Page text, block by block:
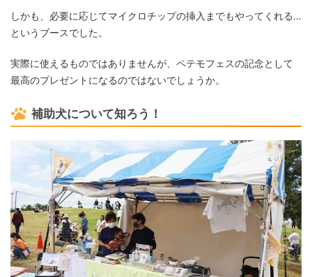
しかも、必要に応じてマイクロチップの挿入までもやってくれる…
というブースでした。
実際に使えるものではありませんが、ペテモフェスの記念として
最高のプレゼントになるのではないでしょうか。
補助犬について知ろう！